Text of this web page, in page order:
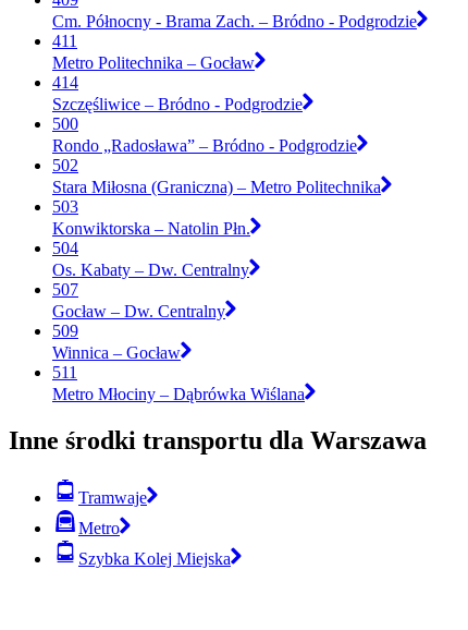
Cm. Północny - Brama Zach. – Bródno - Podgrodzie
411
Metro Politechnika – Gocław
414
Szczęśliwice – Bródno - Podgrodzie
500
Rondo „Radosława” – Bródno - Podgrodzie
502
Stara Miłosna (Graniczna) – Metro Politechnika
503
Konwiktorska – Natolin Płn.
504
Os. Kabaty – Dw. Centralny
507
Gocław – Dw. Centralny
509
Winnica – Gocław
511
Metro Młociny – Dąbrówka Wiślana
Inne środki transportu dla Warszawa
Tramwaje
Metro
Szybka Kolej Miejska